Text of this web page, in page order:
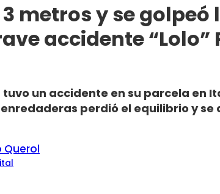
metros y se golpeó
accidente “Lolo”
tuvo un accidente en su parcela en
perdió el equilibrio y se
Querol